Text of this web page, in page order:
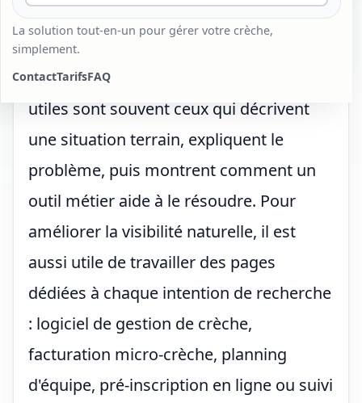
La solution tout-en-un pour gérer votre crèche,
simplement.
ContactTarifsFAQ
questions que se posent réellement les
établissements. Les contenus les plus
utiles sont souvent ceux qui décrivent
une situation terrain, expliquent le
problème, puis montrent comment un
outil métier aide à le résoudre. Pour
améliorer la visibilité naturelle, il est
aussi utile de travailler des pages
dédiées à chaque intention de recherche
: logiciel de gestion de crèche,
facturation micro-crèche, planning
d'équipe, pré-inscription en ligne ou suivi